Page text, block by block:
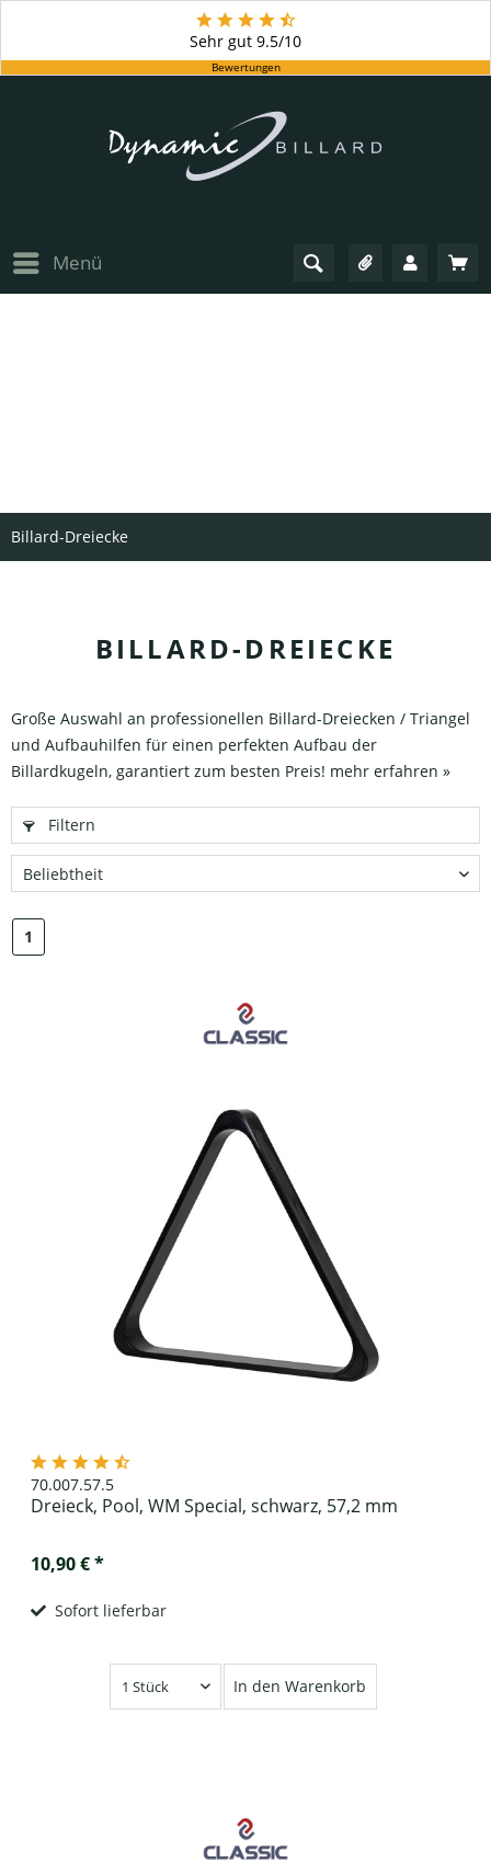
Sehr gut 9.5/10
Bewertungen
Menü
Billard-Dreiecke
BILLARD-DREIECKE
Große Auswahl an professionellen Billard-Dreiecken / Triangel
und Aufbauhilfen für einen perfekten Aufbau der
Billardkugeln, garantiert zum besten Preis! mehr erfahren »
Filtern
1
70.007.57.5
Dreieck, Pool, WM Special, schwarz, 57,2 mm
10,90 € *
Sofort lieferbar
In den Warenkorb